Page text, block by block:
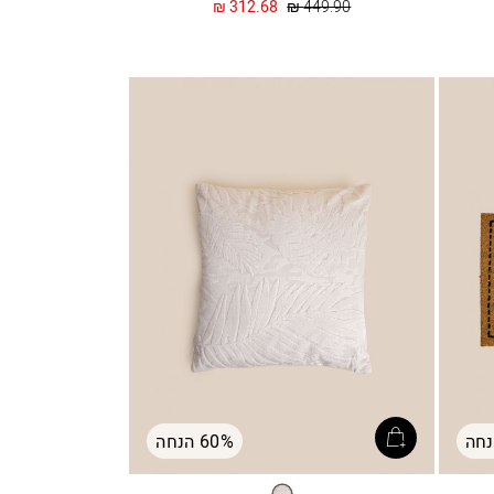
החל
312.68 ₪ מחיר
449.90 ₪
60% הנחה